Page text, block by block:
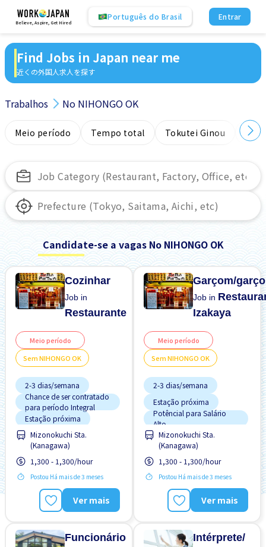
Believe, Aspire, Get Hired
Português do Brasil Entrar
Find Jobs in Japan near me
近くの外国人求人を探す
Trabalhos No NIHONGO OK
Meio período Tempo total Tokutei Ginou
Candidate-se a vagas No NIHONGO OK
Cozinhar
Job in
Restaurante
Meio período
Sem NIHONGO OK
2-3 dias/semana
Chance de ser contratado
para período Integral
Estação próxima
Preferência por Visto de
Estudante
Refeições Fornecidas
Sem experiência OK
Transporte pago
Mizonokuchi Sta.
(Kanagawa)
1,300 - 1,300/hour
Postou Há mais de 3 meses
Ver mais
Garçom/
Job in
Izakaya
Meio período
Sem NIHONGO OK
2-3 dias/semana
Estação próxima
Potêncial para Salário
Alto
Preferência por Homens
Preferência por Mulheres
Preferência por Visto de
Estudante
Sem experiência OK
Mizonokuchi Sta.
(Kanagawa)
1,300 - 1,300/hour
Postou Há mais de 3 meses
Ver mais
Funcionário
Intérprete/